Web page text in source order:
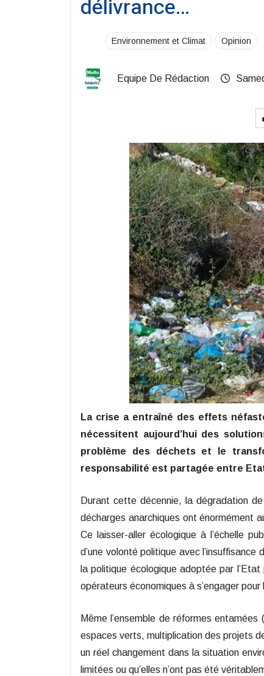
délivrance…
Environnement et Climat Opinion
Equipe De Rédaction
La crise a entraîné des effets
nécessitent aujourd’hui des
problème des déchets et le
responsabilité est partagée entre
Durant cette décennie, la dégradation
décharges anarchiques ont énormément
Ce laisser-aller écologique à l’échelle
d’une volonté politique avec l’insuffisance
la politique écologique adoptée par
opérateurs économiques à s’engager
Même l’ensemble de réformes
espaces verts, multiplication des projets
un réel changement dans la situation
limitées ou qu’elles n’ont pas été